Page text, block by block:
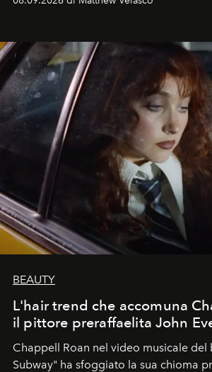
BEAUTY
L'hair trend che accomuna
il pittore preraffaelita John
Chappell Roan nel video musicale del
Subway" ha sfoggiato la sua chioma